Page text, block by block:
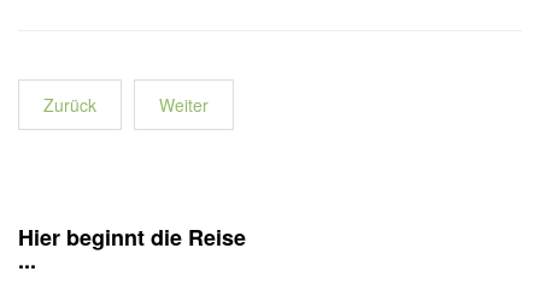
Zurück Weiter
Hier beginnt die Reise
...